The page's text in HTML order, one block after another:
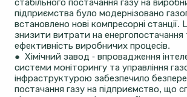
підприємства було модернізовано
встановлено нові компресорні
знизити витрати на
ефективність виробничих процесів.
● Хімічний завод - впровадження
системи моніторингу та управління
інфраструктурою забезпечило
постачання газу на підприємство, що